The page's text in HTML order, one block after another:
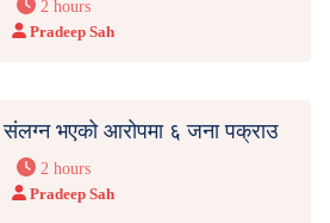
2 hours
Pradeep Sah
संलग्न भएको आरोपमा ६ जना पक्राउ
2 hours
Pradeep Sah